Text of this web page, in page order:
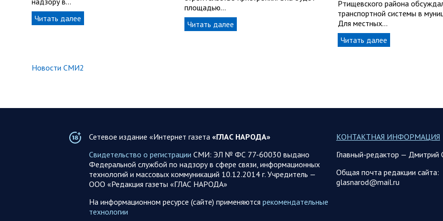
Читать далее
площадью…
Читать далее
Ртищевского района
транспортной системы в
Для местных…
Читать далее
Новости СМИ2
Сетевое издание «Интернет газета «ГЛАС НАРОДА»
Свидетельство о регистрации СМИ: ЭЛ № ФС 77-60030 выдано
Федеральной службой по надзору в сфере связи, информационных
технологий и массовых коммуникаций 10.12.2014 г. Учредитель —
ООО «Редакция газеты «ГЛАС НАРОДА»
На информационном ресурсе (сайте) применяются рекомендательные
технологии
КОНТАКТНАЯ ИНФОРМАЦИЯ
Главный-редактор — Дмитрий
Общая почта редакции сайта:
glasnarod@mail.ru